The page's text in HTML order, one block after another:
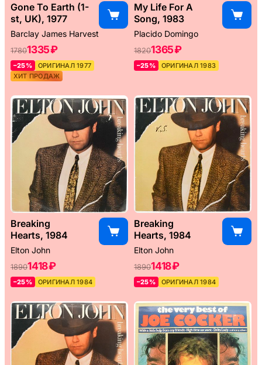
Gone To Earth (1-
st, UK), 1977
Barclay James Harvest
17801335 ₽
–25%
ОРИГИНАЛ 1977
ХИТ ПРОДАЖ
My Life For A
Song, 1983
Placido Domingo
18201365 ₽
–25% ОРИГИНАЛ 1983
Breaking
Hearts, 1984
Elton John
18901418 ₽
–25% ОРИГИНАЛ 1984
Breaking
Hearts, 1984
Elton John
18901418 ₽
–25% ОРИГИНАЛ 1984